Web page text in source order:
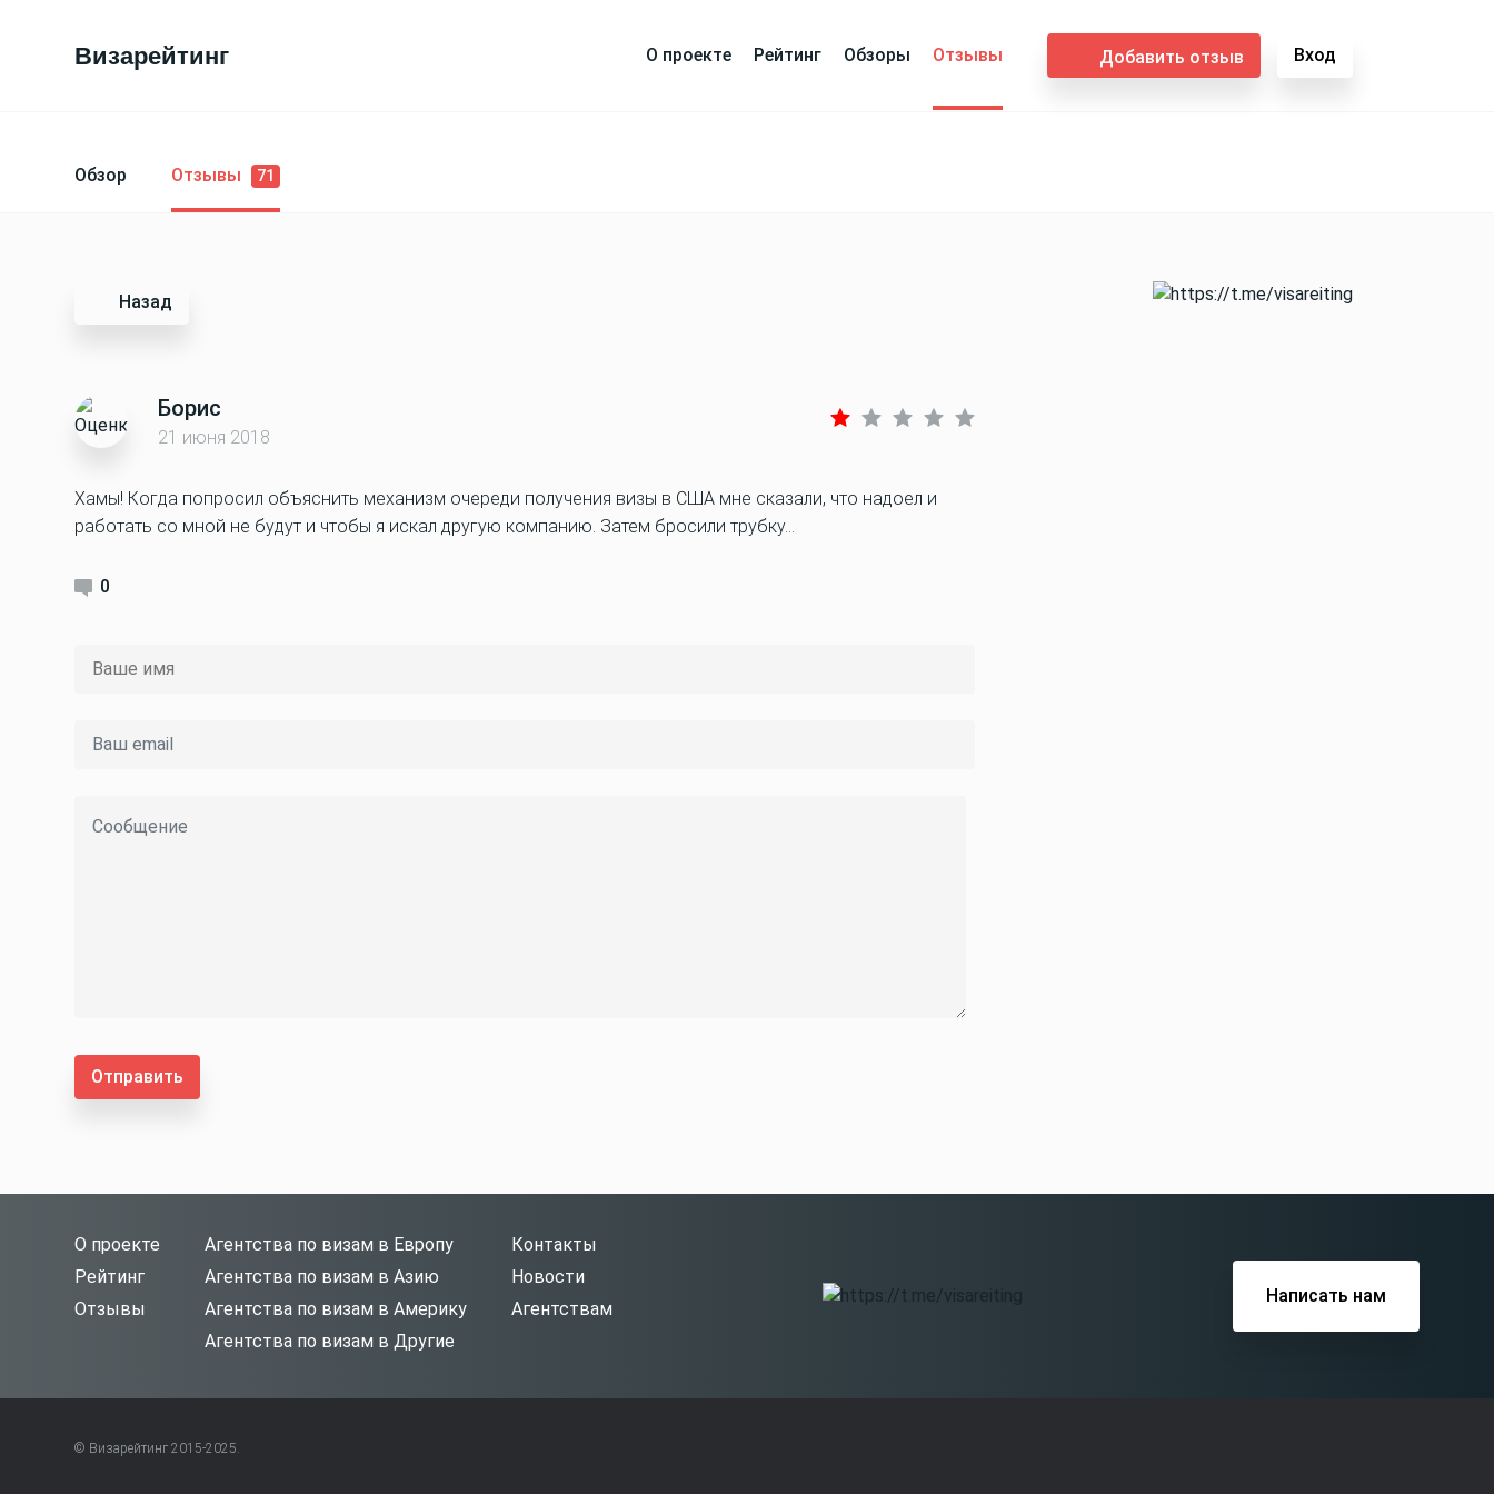
Визарейтинг О проекте Рейтинг Обзоры Отзывы Добавить отзыв Вход
Обзор Отзывы 71
Назад
Борис
21 июня 2018
Хамы! Когда попросил объяснить механизм очереди получения визы в США мне сказали, что надоел и
работать со мной не будут и чтобы я искал другую компанию. Затем бросили трубку...
0
Отправить
О проекте
Рейтинг
Отзывы
Агентства по визам в Европу
Агентства по визам в Азию
Агентства по визам в Америку
Агентства по визам в Другие
Контакты
Новости
Агентствам
Написать нам
© Визарейтинг 2015-2025.